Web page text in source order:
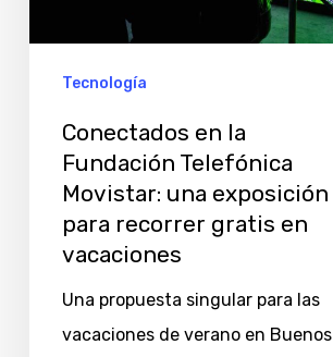
para
recorrer
Tecnología
Conectados en la
Fundación Telefónica
Movistar: una exposición
para recorrer gratis en
vacaciones
Una propuesta singular para las
vacaciones de verano en Buenos